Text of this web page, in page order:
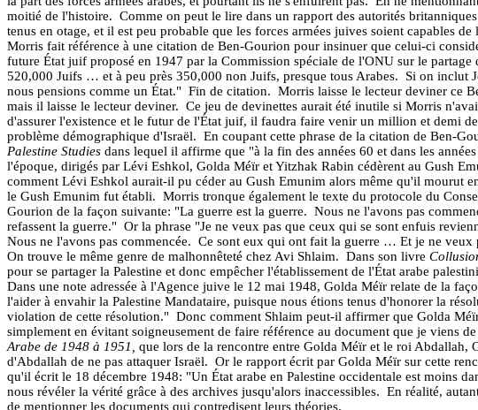
moitié de l'histoire. Comme on peut le lire dans un rapport des autorités
tenus en otage, et il est peu probable que les forces armées juives soient capables
Morris fait référence à une citation de Ben-Gourion pour insinuer que celui-ci
future État juif proposé en 1947 par la Commission spéciale de l'ONU sur le partage
520,000 Juifs … et à peu près 350,000 non Juifs, presque tous Arabes.
Si on inclut
nous pensions comme un État." Fin de citation. Morris laisse le lecteur deviner ce
mais il laisse le lecteur deviner. Ce jeu de devinettes aurait été inutile si Morris
d'assurer l'existence et le futur de l'État juif, il faudra faire venir un million et demi
problème démographique d'Israël. En coupant cette phrase de la citation de Ben-
Palestine Studies dans lequel il affirme que "à la fin des années 60 et dans les
l'époque, dirigés par Lévi Eshkol, Golda Méïr et Yitzhak Rabin cédèrent au Gush
comment Lévi Eshkol aurait-il pu céder au Gush Emunim alors même qu'il mourut
le Gush Emunim fut établi. Morris tronque également le texte du protocole du
Gourion de la façon suivante: "La guerre est la guerre. Nous ne l'avons pas
refassent la guerre." Or la phrase "Je ne veux pas que ceux qui se sont enfuis
Nous ne l'avons pas commencée. Ce sont eux qui ont fait la guerre … Et je ne veux
On trouve le même genre de malhonnêteté chez Avi Shlaim. Dans son livre
pour se partager la Palestine et donc empêcher l'établissement de l'État arabe
Dans une note adressée à l'Agence juive le 12 mai 1948, Golda Méïr relate de la
l'aider à envahir la Palestine Mandataire, puisque nous étions tenus d'honorer la
violation de cette résolution." Donc comment Shlaim peut-il affirmer que Golda
simplement en évitant soigneusement de faire référence au document que je viens
Arabe de 1948 à 1951, que lors de la rencontre entre Golda Méïr et le roi Abdallah,
d'Abdallah de ne pas attaquer Israël. Or le rapport écrit par Golda Méïr sur cette
qu'il écrit le 18 décembre 1948: "Un État arabe en Palestine occidentale est moins
nous révéler la vérité grâce à des archives jusqu'alors inaccessibles. En réalité,
de mentionner les documents qui contredisent leurs théories.